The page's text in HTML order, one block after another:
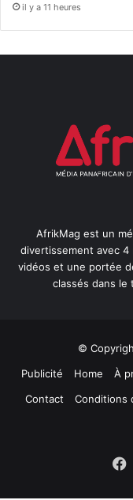
il y a 11 heures
AfrikMag est un
divertissement avec 4
vidéos et une portée
classés dans le
©
Publicité
Home À
Contact
Conditions